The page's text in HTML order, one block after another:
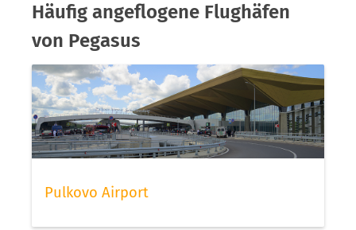
Häufig angeflogene Flughäfen
von Pegasus
Pulkovo Airport